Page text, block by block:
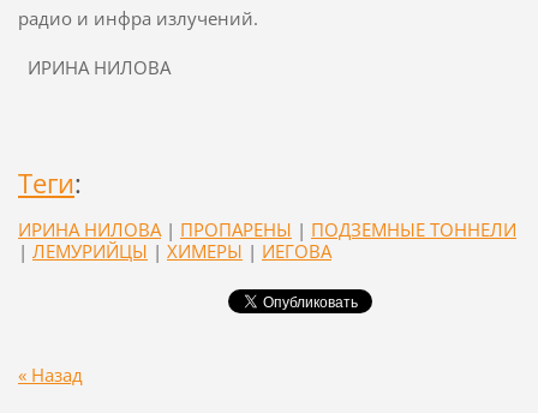
радио и инфра излучений.
ИРИНА НИЛОВА
Теги:
ИРИНА НИЛОВА | ПРОПАРЕНЫ | ПОДЗЕМНЫЕ ТОННЕЛИ
| ЛЕМУРИЙЦЫ | ХИМЕРЫ | ИЕГОВА
« Назад